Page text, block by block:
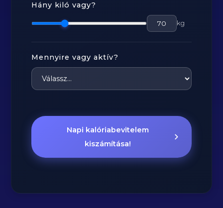
Hány kiló vagy?
kg
Mennyire vagy aktív?
Napi kalóriabevitelem
kiszámítása!